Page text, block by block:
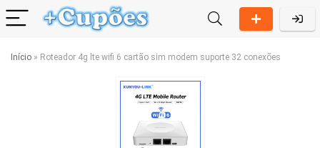
Início » Roteador 4g lte wifi 6 cartão sim modem suporte 32 conexões